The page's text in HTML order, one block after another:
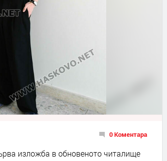
0 Коментара
изложба в обновеното читалище